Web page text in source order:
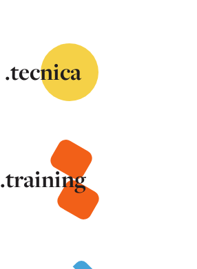
.tecnica
.training